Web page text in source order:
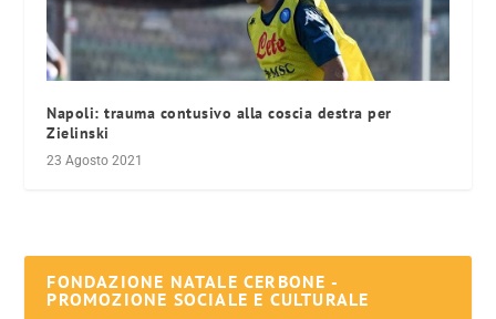
Napoli: trauma contusivo alla coscia destra per
Zielinski
23 Agosto 2021
FONDAZIONE NATALE CERBONE -
PROMOZIONE SOCIALE E CULTURALE